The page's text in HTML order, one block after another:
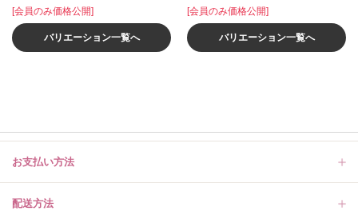
[会員のみ価格公開]
バリエーション一覧へ
[会員のみ価格公開]
バリエーション一覧へ
お支払い方法
配送方法